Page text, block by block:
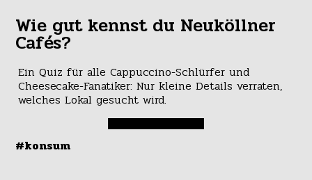
Wie gut kennst du Neuköllner
Cafés?
Ein Quiz für alle Cappuccino-Schlürfer und
Cheesecake-Fanatiker: Nur kleine Details verraten,
welches Lokal gesucht wird.
#konsum